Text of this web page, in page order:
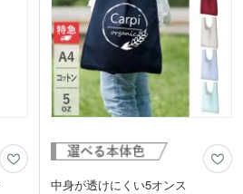
中身が透けにくい5オンス